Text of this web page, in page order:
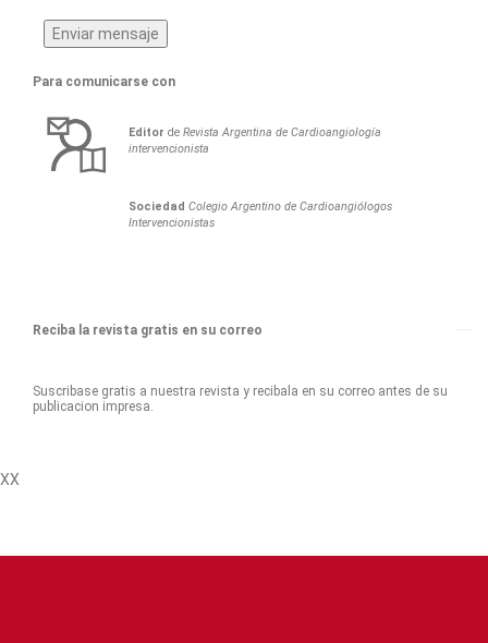
Para comunicarse con
Editor deRevista Argentina de Cardioangiología
intervencionista
Sociedad Colegio Argentino de Cardioangiólogos
Intervencionistas
Reciba la revista gratis en su correo
Suscribase gratis a nuestra revista y recibala en su correo antes de su
publicacion impresa.
XX